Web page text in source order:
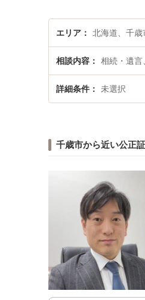
エリア 北海道、千歳
相談内容 相続・遺言
詳細条件 未選択
千歳市から近い公正